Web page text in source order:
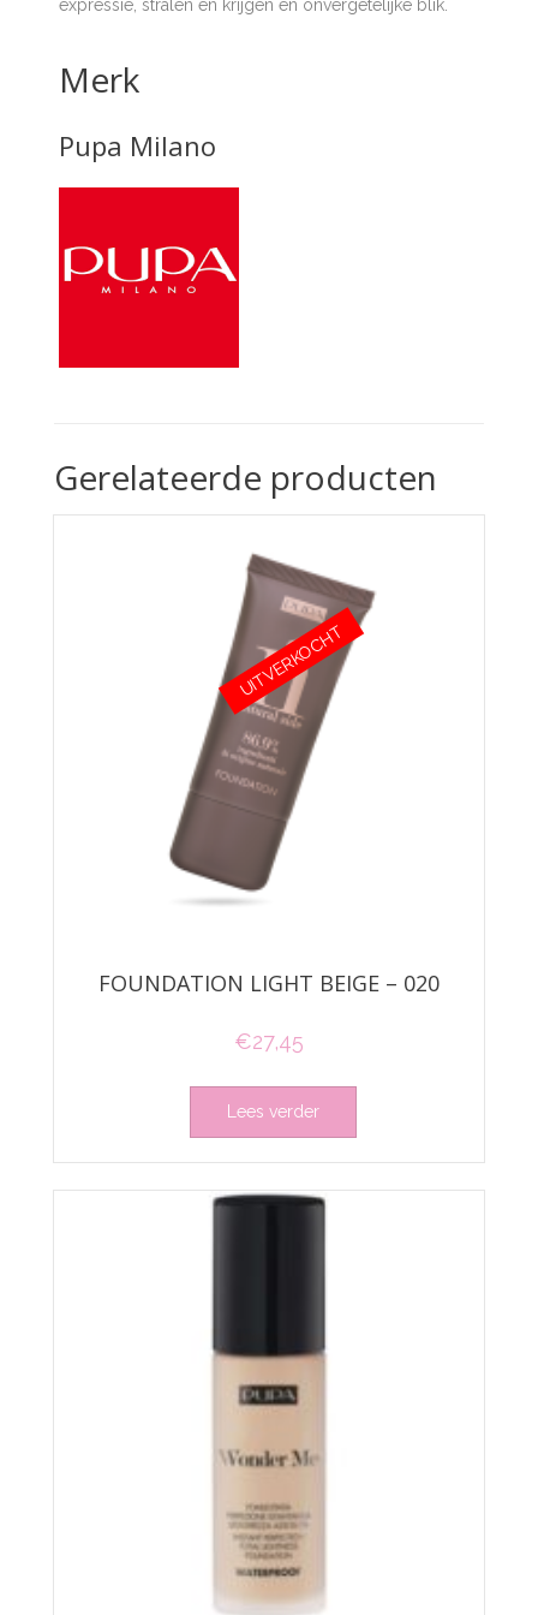
expressie, stralen en krijgen en onvergetelijke blik.
Merk
Pupa Milano
Gerelateerde producten
FOUNDATION LIGHT BEIGE – 020
€27,45
Lees verder
UITVERKOCHT